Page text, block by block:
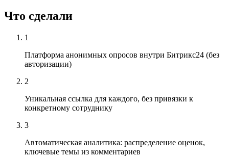
Что сделали
1
Платформа анонимных опросов внутри Битрикс24 (без
авторизации)
2
Уникальная ссылка для каждого, без привязки к
конкретному сотруднику
3
Автоматическая аналитика: распределение оценок,
ключевые темы из комментариев